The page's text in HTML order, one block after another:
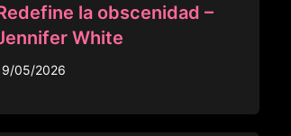
la obscenidad –
White
05/2026